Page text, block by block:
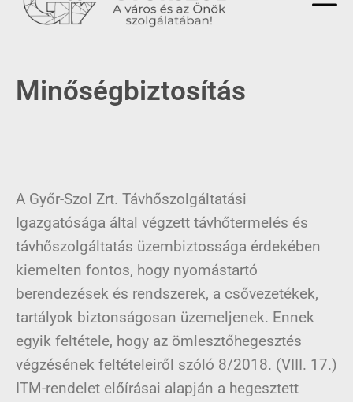
Minőségbiztosítás
A Győr-Szol Zrt. Távhőszolgáltatási
Igazgatósága által végzett távhőtermelés és
távhőszolgáltatás üzembiztossága érdekében
kiemelten fontos, hogy nyomástartó
berendezések és rendszerek, a csővezetékek,
tartályok biztonságosan üzemeljenek. Ennek
egyik feltétele, hogy az ömlesztőhegesztés
végzésének feltételeiről szóló 8/2018. (VIII. 17.)
ITM-rendelet előírásai alapján a hegesztett